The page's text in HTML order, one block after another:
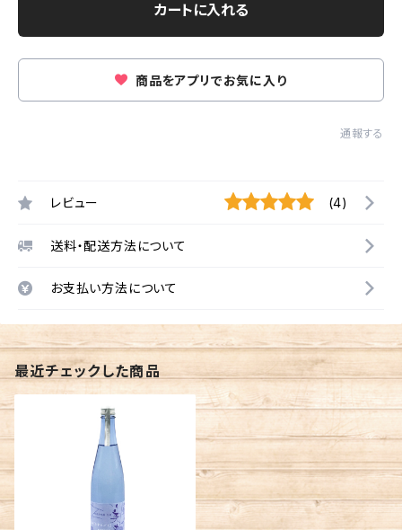
カートに入れる
商品をアプリでお気に入り
通報する
レビュー (4)
送料・配送方法について
お支払い方法について
最近チェックした商品